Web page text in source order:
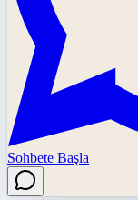
Sohbete Başla